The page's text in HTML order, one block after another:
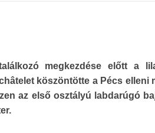
megkezdése előtt a
köszöntötte a Pécs elleni
az első osztályú labdarúgó